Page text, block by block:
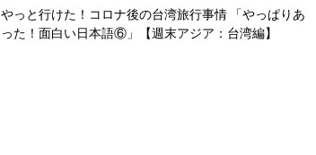
やっと行けた！コロナ後の台湾旅行事情 「やっぱりあ
った！面白い日本語⑥」【週末アジア：台湾編】